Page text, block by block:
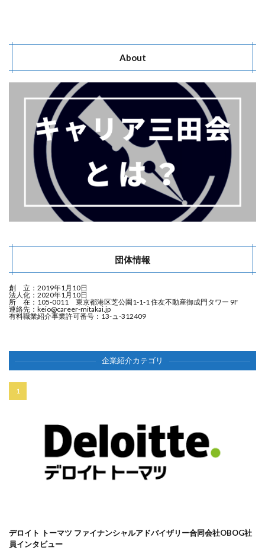
About
団体情報
創 立：2019年1月10日
法人化：2020年1月10日
所 在：105-0011 東京都港区芝公園1-1-1 住友不動産御成門タワー 9F
連絡先： keio@career-mitakai.jp
有料職業紹介事業許可番号：13-ュ-312409
企業紹介カテゴリ
デロイト トーマツ ファイナンシャルアドバイザリー合同会社OBOG社
員インタビュー